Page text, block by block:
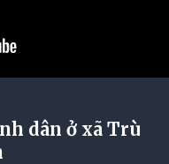
dân ở xã Trù